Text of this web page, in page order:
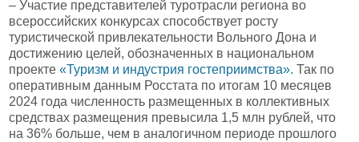
– Участие представителей туротрасли региона во
всероссийских конкурсах способствует росту
туристической привлекательности Вольного Дона и
достижению целей, обозначенных в национальном
проекте «Туризм и индустрия гостеприимства». Так по
оперативным данным Росстата по итогам 10 месяцев
2024 года численность размещенных в коллективных
средствах размещения превысила 1,5 млн рублей, что
на 36% больше, чем в аналогичном периоде прошлого